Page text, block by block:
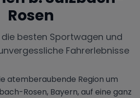
Rosen
die besten Sportwagen und
Fahrerlebnisse
atemberaubende Region um
Rosen, Bayern, auf eine ganz